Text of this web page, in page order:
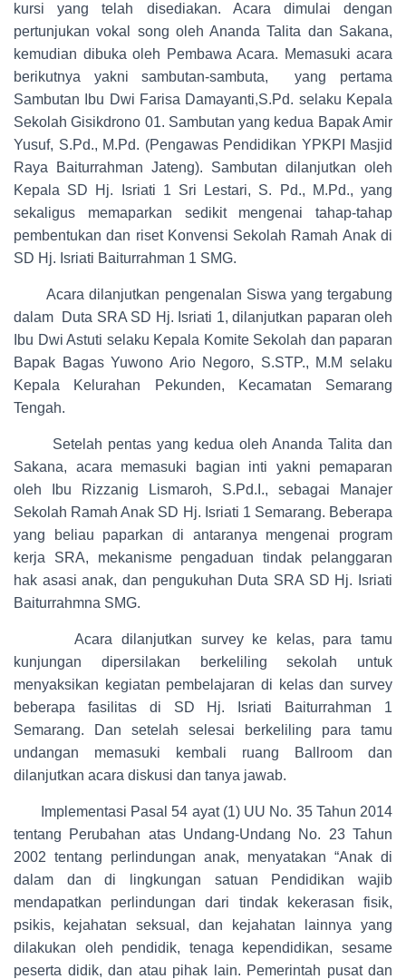
kursi yang telah disediakan. Acara dimulai dengan
pertunjukan vokal song oleh Ananda Talita dan Sakana,
kemudian dibuka oleh Pembawa Acara. Memasuki acara
berikutnya yakni sambutan-sambuta, yang pertama
Sambutan Ibu Dwi Farisa Damayanti,S.Pd. selaku Kepala
Sekolah Gisikdrono 01. Sambutan yang kedua Bapak Amir
Yusuf, S.Pd., M.Pd. (Pengawas Pendidikan YPKPI Masjid
Raya Baiturrahman Jateng). Sambutan dilanjutkan oleh
Kepala SD Hj. Isriati 1 Sri Lestari, S. Pd., M.Pd., yang
sekaligus memaparkan sedikit mengenai tahap-tahap
pembentukan dan riset Konvensi Sekolah Ramah Anak di
SD Hj. Isriati Baiturrahman 1 SMG.
Acara dilanjutkan pengenalan Siswa yang tergabung
dalam Duta SRA SD Hj. Isriati 1, dilanjutkan paparan oleh
Ibu Dwi Astuti selaku Kepala Komite Sekolah dan paparan
Bapak Bagas Yuwono Ario Negoro, S.STP., M.M selaku
Kepala Kelurahan Pekunden, Kecamatan Semarang
Tengah.
Setelah pentas yang kedua oleh Ananda Talita dan
Sakana, acara memasuki bagian inti yakni pemaparan
oleh Ibu Rizzanig Lismaroh, S.Pd.I., sebagai Manajer
Sekolah Ramah Anak SD Hj. Isriati 1 Semarang. Beberapa
yang beliau paparkan di antaranya mengenai program
kerja SRA, mekanisme pengaduan tindak pelanggaran
hak asasi anak, dan pengukuhan Duta SRA SD Hj. Isriati
Baiturrahmna SMG.
Acara dilanjutkan survey ke kelas, para tamu
kunjungan dipersilakan berkeliling sekolah untuk
menyaksikan kegiatan pembelajaran di kelas dan survey
beberapa fasilitas di SD Hj. Isriati Baiturrahman 1
Semarang. Dan setelah selesai berkeliling para tamu
undangan memasuki kembali ruang Ballroom dan
dilanjutkan acara diskusi dan tanya jawab.
Implementasi Pasal 54 ayat (1) UU No. 35 Tahun 2014
tentang Perubahan atas Undang-Undang No. 23 Tahun
2002 tentang perlindungan anak, menyatakan “Anak di
dalam dan di lingkungan satuan Pendidikan wajib
mendapatkan perlindungan dari tindak kekerasan fisik,
psikis, kejahatan seksual, dan kejahatan lainnya yang
dilakukan oleh pendidik, tenaga kependidikan, sesame
peserta didik, dan atau pihak lain. Pemerintah pusat dan